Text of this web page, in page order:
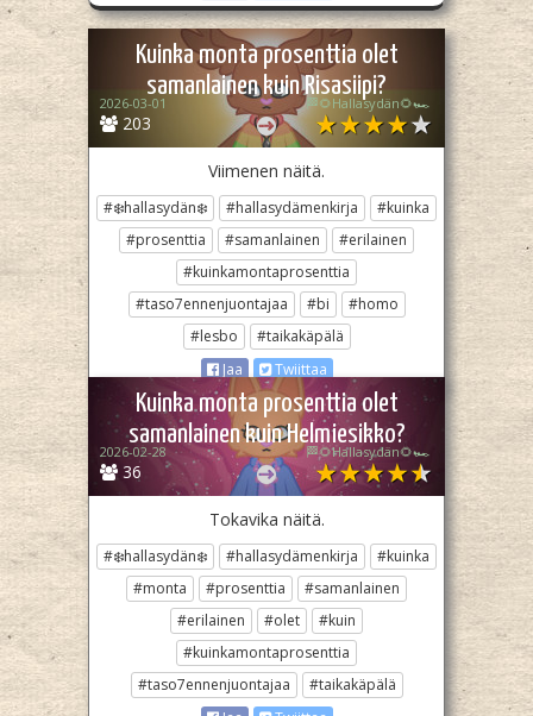
Kuinka monta prosenttia olet
samanlainen kuin Risasiipi?
203
2026-03-01 🏁🌻Hallasydän🌻🏎️
Viimenen näitä.
#❄️hallasydän❄️ #hallasydämenkirja
#kuinka
#prosenttia
#samanlainen
#erilainen
#kuinkamontaprosenttia
#taso7ennenjuontajaa
#bi
#homo
#lesbo
#taikakäpälä
Jaa
Twiittaa
Kuinka monta prosenttia olet
samanlainen kuin Helmiesikko?
36
2026-02-28 🏁🌻Hallasydän🌻🏎️
Tokavika näitä.
#❄️hallasydän❄️ #hallasydämenkirja
#kuinka
#monta
#prosenttia
#samanlainen
#erilainen
#olet
#kuin
#kuinkamontaprosenttia
#taso7ennenjuontajaa
#taikakäpälä